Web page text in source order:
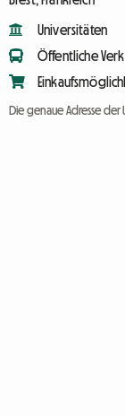
Universitäten
Öffentliche
Die genaue Adresse